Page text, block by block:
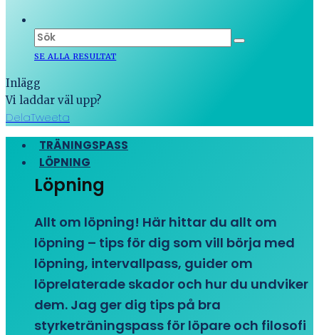
SE ALLA RESULTAT
Inlägg
Vi laddar väl upp?
DelaTweeta
TRÄNINGSPASS
LÖPNING
Löpning
Allt om löpning! Här hittar du allt om
löpning – tips för dig som vill börja med
löpning, intervallpass, guider om
löprelaterade skador och hur du undviker
dem. Jag ger dig tips på bra
styrketräningspass för löpare och filosofi